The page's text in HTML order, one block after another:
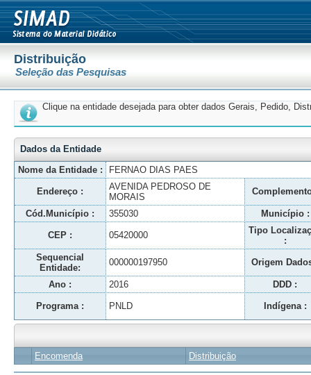
Distribuição
Seleção das Pesquisas
Clique na entidade desejada para obter dados Gerais, Pedido,
Dados da Entidade
Nome da Entidade :
FERNAO DIAS PAES
Endereço :
AVENIDA PEDROSO DE
MORAIS
Cód.Município : 355030 Município :
CEP : 05420000
Tipo
:
Sequencial
Entidade:
000000197950 Origem
Ano : 2016 DDD :
Programa : PNLD Indígena :
Encomenda Distribuição